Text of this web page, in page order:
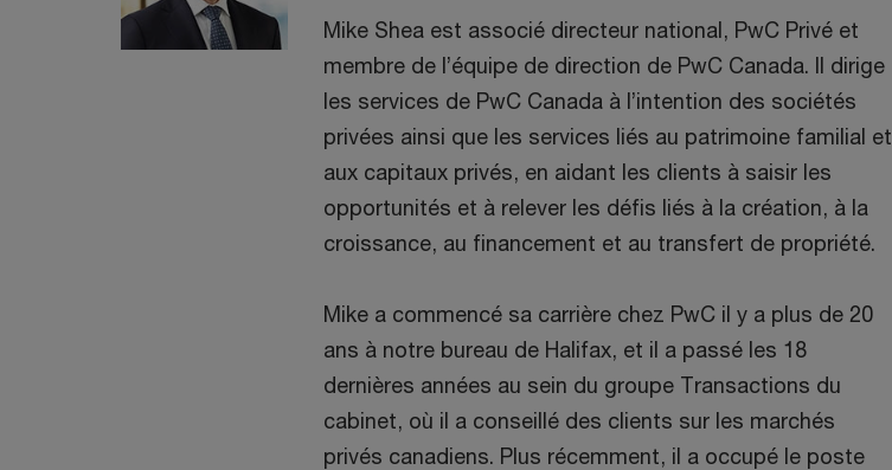
Mike Shea est associé directeur national, PwC Privé et
membre de l’équipe de direction de PwC Canada. Il dirige
les services de PwC Canada à l’intention des sociétés
privées ainsi que les services liés au patrimoine familial et
aux capitaux privés, en aidant les clients à saisir les
opportunités et à relever les défis liés à la création, à la
croissance, au financement et au transfert de propriété.
Mike a commencé sa carrière chez PwC il y a plus de 20
ans à notre bureau de Halifax, et il a passé les 18
dernières années au sein du groupe Transactions du
cabinet, où il a conseillé des clients sur les marchés
privés canadiens. Plus récemment, il a occupé le poste